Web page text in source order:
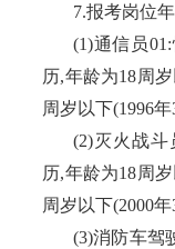
7.报考岗位
(1)通信员
历,年龄为18周
周岁以下(1996
(2)灭火战斗
历,年龄为18周
周岁以下(2000
(3)消防车驾